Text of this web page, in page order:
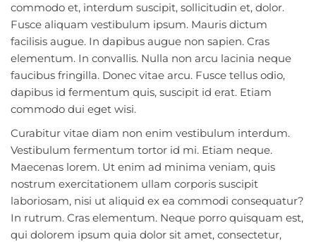
commodo et, interdum suscipit, sollicitudin et, dolor.
Fusce aliquam vestibulum ipsum. Mauris dictum
facilisis augue. In dapibus augue non sapien. Cras
elementum. In convallis. Nulla non arcu lacinia neque
faucibus fringilla. Donec vitae arcu. Fusce tellus odio,
dapibus id fermentum quis, suscipit id erat. Etiam
commodo dui eget wisi.
Curabitur vitae diam non enim vestibulum interdum.
Vestibulum fermentum tortor id mi. Etiam neque.
Maecenas lorem. Ut enim ad minima veniam, quis
nostrum exercitationem ullam corporis suscipit
laboriosam, nisi ut aliquid ex ea commodi consequatur?
In rutrum. Cras elementum. Neque porro quisquam est,
qui dolorem ipsum quia dolor sit amet, consectetur,